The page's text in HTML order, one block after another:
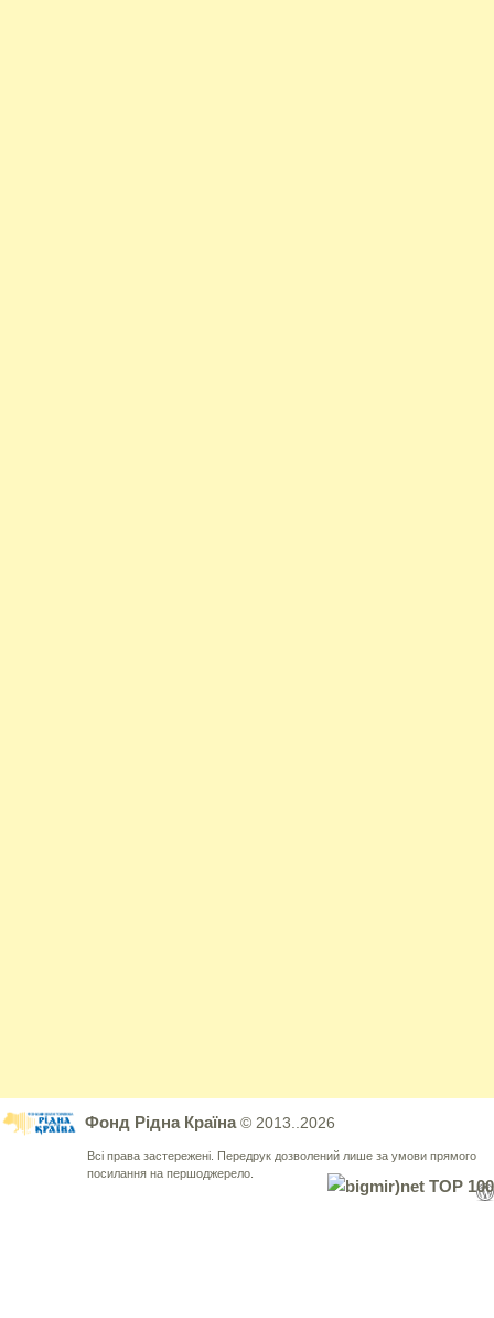
Фонд Рідна Країна© 2013..2026
Всі права застережені. Передрук дозволений лише за умови прямого
посилання на першоджерело.